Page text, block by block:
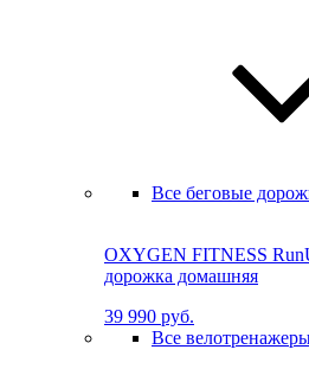
Все беговые
OXYGEN FITNESS
до­рож­ка до­маш­няя
39 990 руб.
Все